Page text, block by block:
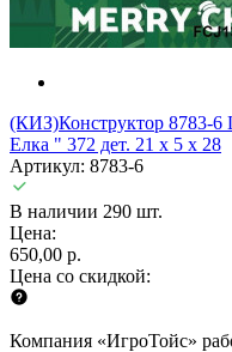
(КИЗ)Конструктор 8783-6
Елка " 372 дет. 21 х 5 х 28
Артикул: 8783-6
В наличии 290 шт.
Цена:
650,00 р.
Цена со скидкой:
Компания «ИгроТойс»